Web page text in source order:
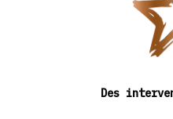
Des